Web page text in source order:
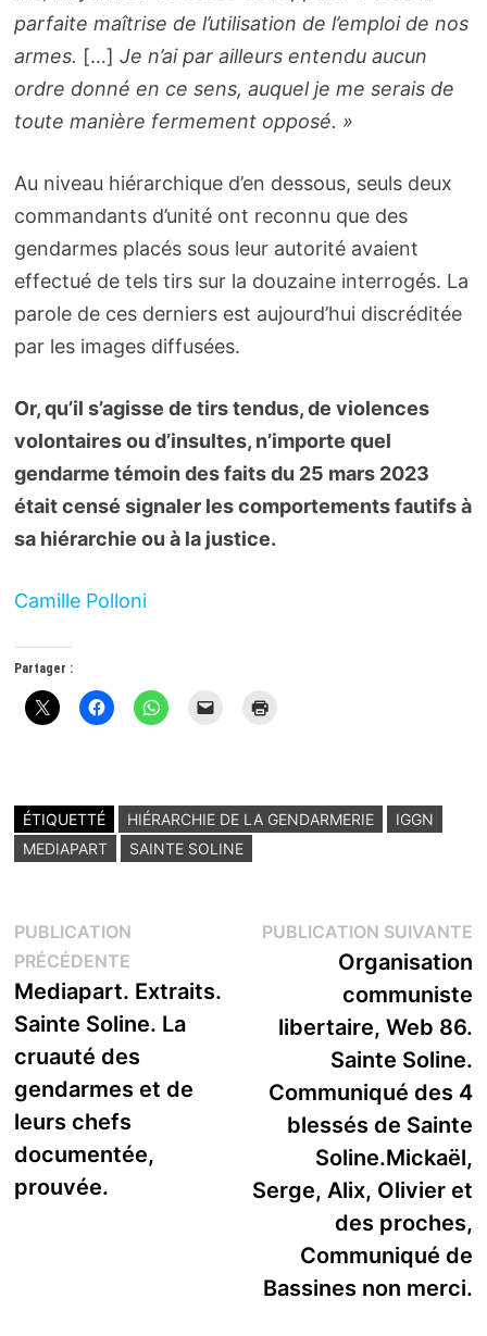
parfaite maîtrise de l’utilisation de l’emploi de nos
armes. […] Je n’ai par ailleurs entendu aucun
ordre donné en ce sens, auquel je me serais de
toute manière fermement opposé. »
Au niveau hiérarchique d’en dessous, seuls deux
commandants d’unité ont reconnu que des
gendarmes placés sous leur autorité avaient
effectué de tels tirs sur la douzaine interrogés. La
parole de ces derniers est aujourd’hui discréditée
par les images diffusées.
Or, qu’il s’agisse de tirs tendus, de violences
volontaires ou d’insultes, n’importe quel
gendarme témoin des faits du 25 mars 2023
était censé signaler les comportements fautifs à
sa hiérarchie ou à la justice.
Camille Polloni
Partager :
ÉTIQUETTÉ HIÉRARCHIE DE LA GENDARMERIE
IGGN
MEDIAPART
SAINTE SOLINE
Navigation
de
l’article
PUBLICATION
PRÉCÉDENTEPublication
précédente :
Mediapart. Extraits.
Sainte Soline. La
cruauté des
gendarmes et de
leurs chefs
documentée,
prouvée.
PUBLICATION SUIVANTE
Organisation
communiste
libertaire, Web 86.
Sainte Soline.
Communiqué des 4
blessés de Sainte
Soline.Mickaël,
Serge, Alix, Olivier et
des proches,
Communiqué de
Bassines non merci.